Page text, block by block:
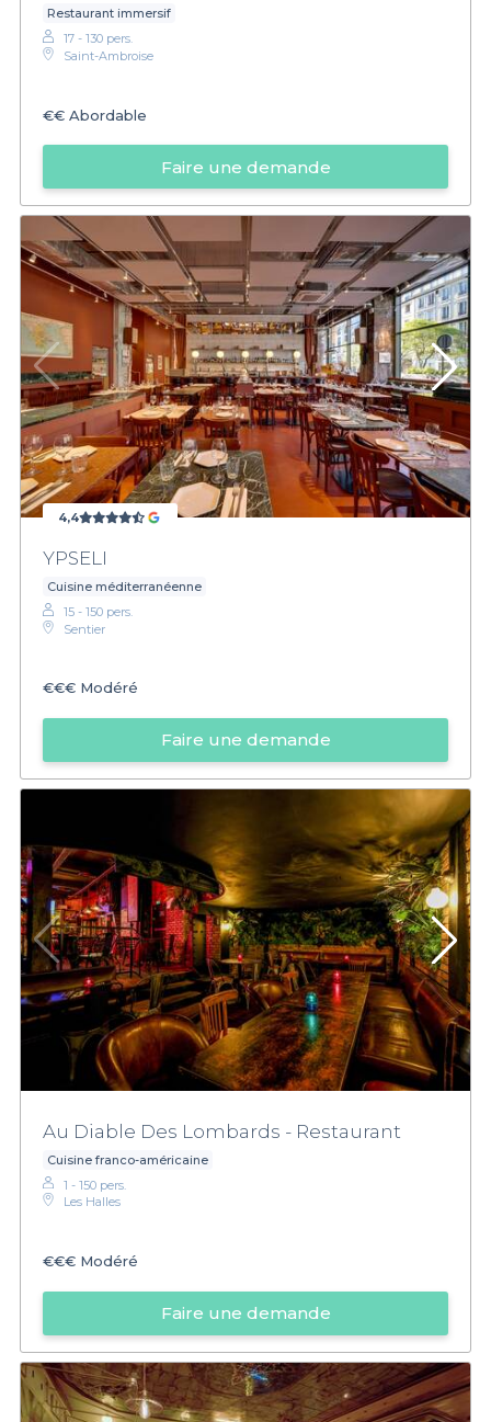
Restaurant immersif
17 - 130 pers.
Saint-Ambroise
€€ Abordable
Faire une demande
4,4
YPSELI
Cuisine méditerranéenne
15 - 150 pers.
Sentier
€€€ Modéré
Faire une demande
Au Diable Des Lombards - Restaurant
Cuisine franco-américaine
1 - 150 pers.
Les Halles
€€€ Modéré
Faire une demande